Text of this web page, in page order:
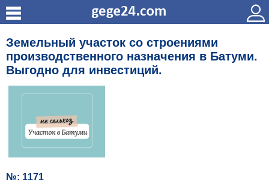
Земельный участок со строениями
производственного назначения в Батуми.
Выгодно для инвестиций.
№: 1171